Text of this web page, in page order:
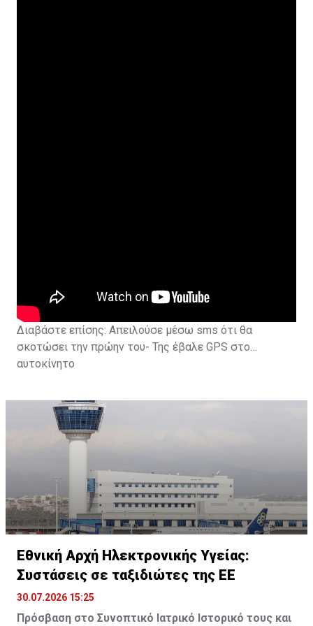
Διαβάστε επίσης: Απειλούσε μέσω sms ότι θα
σκοτώσει την πρώην του- Της έβαλε GPS στο
αυτοκίνητο
Εθνική Αρχή Ηλεκτρονικής Υγείας:
Συστάσεις σε ταξιδιώτες της ΕΕ
30.07.2026 15:25
Πρόσβαση στο Συνοπτικό Ιατρικό Ιστορικό τους και